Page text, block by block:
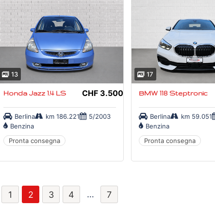
13
Honda Jazz 1.4 LS CHF 3.500,-
Berlina km 186.221
5/2003
Benzina
Pronta consegna
17
BMW 118 Steptronic
Berlina km 59.051
Benzina
Pronta consegna
1 2 3 4 … 7